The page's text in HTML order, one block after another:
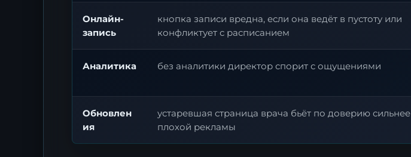
Онлайн-
запись
кнопка записи вредна, если она ведёт в пустоту или
конфликтует с расписанием
Аналитика без аналитики директор спорит с ощущениями
Обновлен
ия
устаревшая страница врача бьёт по доверию сильнее
плохой рекламы